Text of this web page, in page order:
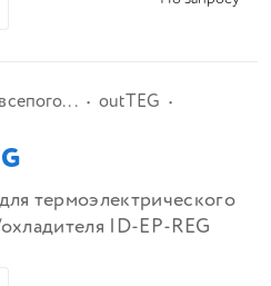
outTEG
термоэлектрического
ID-EP-REG